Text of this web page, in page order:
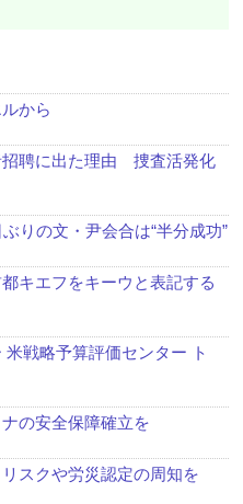
から
招聘に出た理由 捜査活発化
りの文・尹会合は“半分成功”
キエフをキーウと表記する
戦略予算評価センター ト
の安全保障確立を
スクや労災認定の周知を